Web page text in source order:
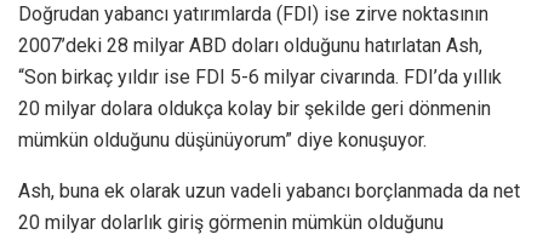
Doğrudan yabancı yatırımlarda (FDI) ise zirve noktasının
2007’deki 28 milyar ABD doları olduğunu hatırlatan Ash,
“Son birkaç yıldır ise FDI 5-6 milyar civarında. FDI’da yıllık
20 milyar dolara oldukça kolay bir şekilde geri dönmenin
mümkün olduğunu düşünüyorum” diye konuşuyor.
Ash, buna ek olarak uzun vadeli yabancı borçlanmada da net
20 milyar dolarlık giriş görmenin mümkün olduğunu